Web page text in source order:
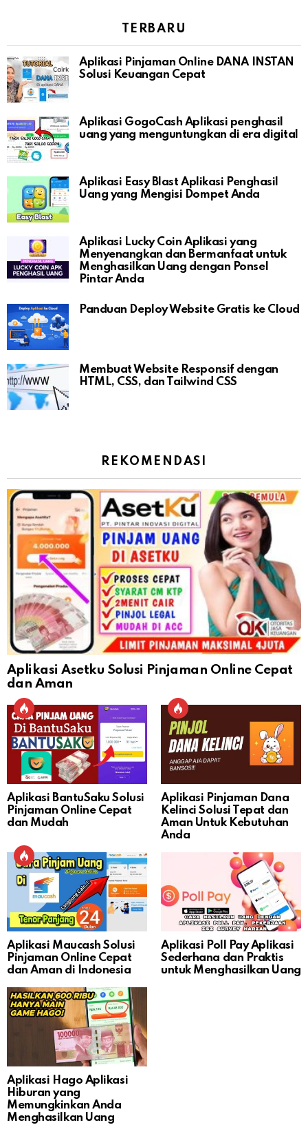
TERBARU
Aplikasi Pinjaman Online DANA INSTAN
Solusi Keuangan Cepat
Aplikasi GogoCash Aplikasi penghasil
uang yang menguntungkan di era digital
Aplikasi Easy Blast Aplikasi Penghasil
Uang yang Mengisi Dompet Anda
Aplikasi Lucky Coin Aplikasi yang
Menyenangkan dan Bermanfaat untuk
Menghasilkan Uang dengan Ponsel
Pintar Anda
Panduan Deploy Website Gratis ke Cloud
Membuat Website Responsif dengan
HTML, CSS, dan Tailwind CSS
REKOMENDASI
Aplikasi Asetku Solusi Pinjaman Online Cepat
dan Aman
Aplikasi BantuSaku Solusi
Pinjaman Online Cepat
dan Mudah
Aplikasi Pinjaman Dana
Kelinci Solusi Tepat dan
Aman Untuk Kebutuhan
Anda
Aplikasi Maucash Solusi
Pinjaman Online Cepat
dan Aman di Indonesia
Aplikasi Poll Pay Aplikasi
Sederhana dan Praktis
untuk Menghasilkan Uang
Aplikasi Hago Aplikasi
Hiburan yang
Memungkinkan Anda
Menghasilkan Uang